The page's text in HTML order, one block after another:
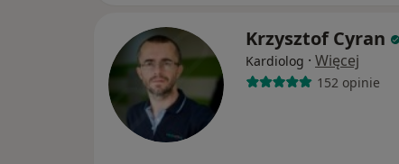
Krzysztof Cyran
Kardiolog · Więcej
152 opinie